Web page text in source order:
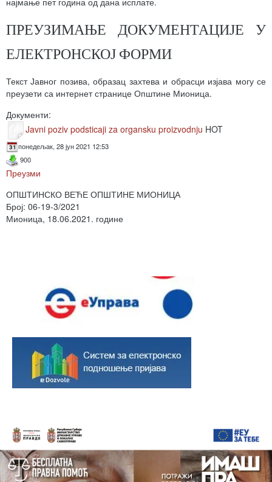
ПРЕУЗИМАЊЕ ДОКУМЕНТАЦИЈЕ У
ЕЛЕКТРОНСКОЈ ФОРМИ
Текст Јавног позива, образац захтева и обрасци изјава могу се
преузети са интернет странице Општине Мионица.
Документи:
Javni poziv podsticaji za organsku proizvodnju HOT
понедељак, 28 јун 2021 12:53
900
Преузми
ОПШТИНСКО ВЕЋЕ ОПШТИНЕ МИОНИЦА
Број: 06-19-3/2021
Мионица, 18.06.2021. године